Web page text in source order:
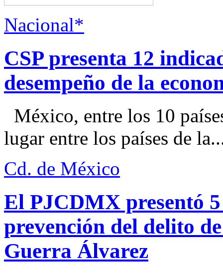
Nacional*
CSP presenta 12
desempeño de la
México, entre los 10
lugar entre los países de
Cd. de México
El PJCDMX presentó
prevención del delito
Guerra Álvarez